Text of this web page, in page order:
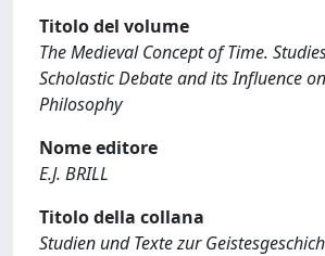
Titolo del volume
The Medieval Concept of Time.
Scholastic Debate and its Influence
Philosophy
Nome editore
E.J. BRILL
Titolo della collana
Studien und Texte zur